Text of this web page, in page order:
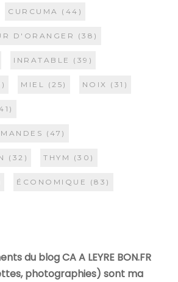
CURCUMA (44)
D'ORANGER (38)
INRATABLE (39)
MIEL (25) NOIX (31)
(47)
(32) THYM (30)
ÉCONOMIQUE (83)
du blog CA A LEYRE BON.FR
photographies) sont ma